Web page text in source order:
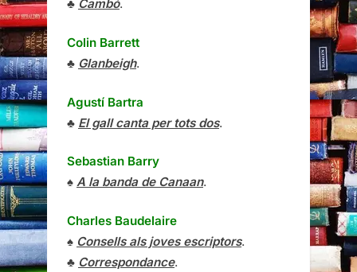
♣ Cambó.
Colin Barrett
♣ Glanbeigh.
Agustí Bartra
♣ El gall canta per tots dos.
Sebastian Barry
♠ A la banda de Canaan.
Charles Baudelaire
♠ Consells als joves escriptors.
♣ Correspondance.